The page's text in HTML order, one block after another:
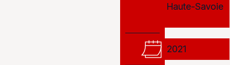
Haute-Savoie
2021